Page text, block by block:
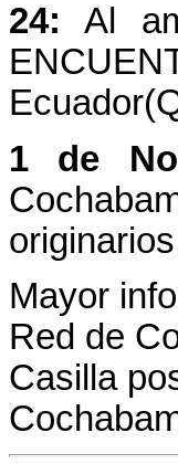
24: Al
1 de
Mayor
Red de
Casilla